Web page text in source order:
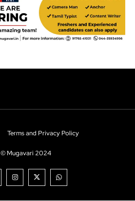
Terms and Privacy Policy
© Mugavari 2024